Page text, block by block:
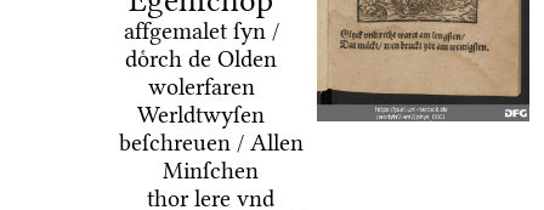
affgemalet ſyn /
doͤrch de Olden
wolerfaren
Werldtwyſen
beſchreuen / Allen
Minſchen
thor lere vnd